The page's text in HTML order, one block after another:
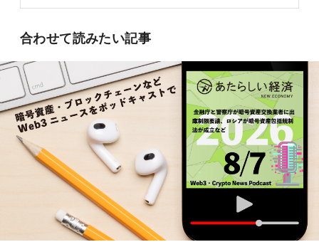
合わせて読みたい記事